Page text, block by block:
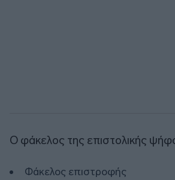
Ο φάκελος της επιστολικής
Φάκελος επιστροφής